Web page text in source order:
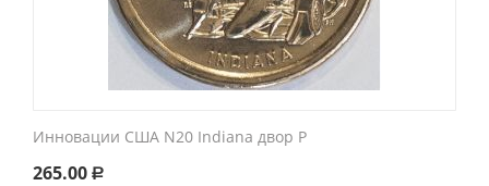
Инновации США N20 Indiana двор P
265.00 Р